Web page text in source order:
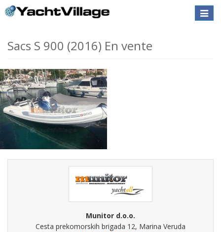
Toggle
Sacs S 900 (2016) En vente
Munitor d.o.o.
Cesta prekomorskih brigada 12, Marina Veruda